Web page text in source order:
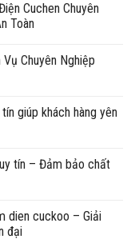
Cuchen Chuyên
Toàn
Chuyên Nghiệp
giúp khách hàng yên
tín – Đảm bảo chất
dien cuckoo – Giải
đại